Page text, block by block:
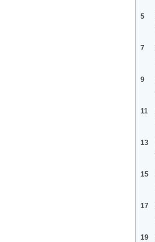
5
7
9
11
13
15
17
19